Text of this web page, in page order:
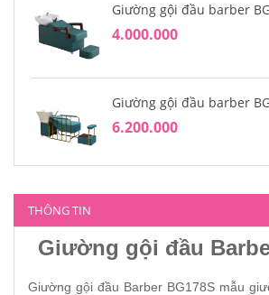
Giường gội đầu barber
4.000.000
Giường gội đầu barber
6.200.000
Giường gội đầu barber
THÔNG TIN
Giường gội đầu
Giường gội đầu Barber BG178S mẫu